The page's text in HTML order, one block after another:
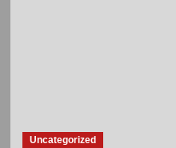
Uncategorized